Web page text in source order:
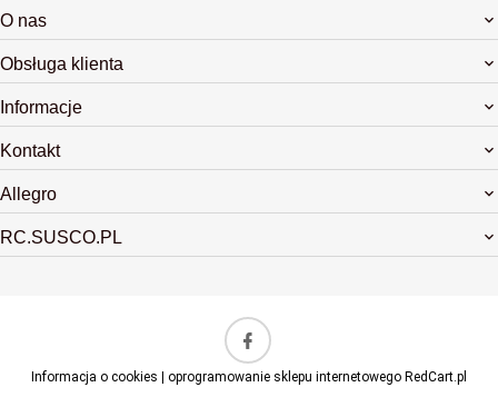
O nas
Obsługa klienta
Informacje
Kontakt
Allegro
RC.SUSCO.PL
Informacja o cookies oprogramowanie sklepu internetowego RedCart.pl